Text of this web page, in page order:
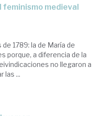
feminismo medieval
1789: la de María de
porque, a diferencia de la
no llegaron a
las ...